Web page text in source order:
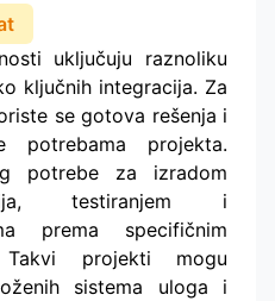
uključuju raznoliku
ključnih integracija. Za
se gotova rešenja i
potrebama projekta.
potrebe za izradom
testiranjem i
prema specifičnim
Takvi projekti mogu
sistema uloga i